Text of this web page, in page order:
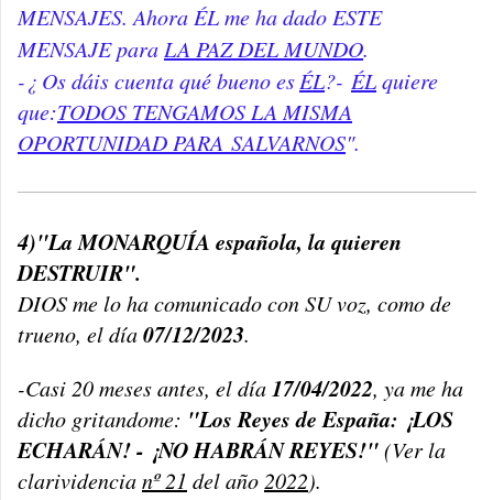
MENSAJES. Ahora ÉL me ha dado ESTE
MENSAJE para LA PAZ DEL MUNDO.
- ¿ Os dáis cuenta qué bueno esÉL?- ÉLquiere
que:TODOS TENGAMOS LA MISMA
OPORTUNIDAD PARA SALVARNOS".
4)"La MONARQUÍA española, la quieren
DESTRUIR".
DIOS me lo ha comunicado con SU voz, como de
trueno, el día07/12/2023.
-Casi 20 meses antes, el día17/04/2022, ya me ha
dicho gritandome: "Los Reyes de España: ¡LOS
ECHARÁN! - ¡NO HABRÁN REYES!"(Ver la
clarividencianº 21 del año 2022).